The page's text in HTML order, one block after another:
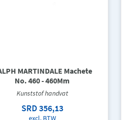
MARTINDALE Machete
No. 460 - 460Mm
Kunststof handvat
SRD 356,13